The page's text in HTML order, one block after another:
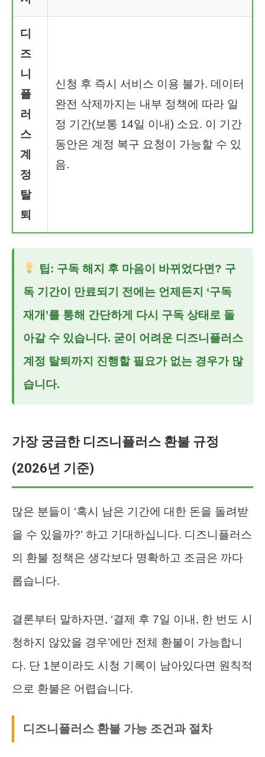
디
즈
니
플
러
스
계
정
탈
퇴
신청 후 즉시 서비스 이용 불가. 데이터
완전 삭제까지는 내부 정책에 따라 일
정 기간(보통 14일 이내) 소요. 이 기간
동안은 계정 복구 요청이 가능할 수 있
음.
팁: 구독 해지 후 마음이 바뀌었다면? 구
독 기간이 만료되기 전에는 언제든지 ‘구독
재개’를 통해 간단하게 다시 구독 상태로 돌
아갈 수 있습니다. 굳이 어려운 디즈니플러스
계정 탈퇴 까지 진행할 필요가 없는 경우가 많
습니다.
가장 궁금한 디즈니플러스 환불 규정
(2026년 기준)
많은 분들이 ‘혹시 남은 기간에 대한 돈을 돌려받
을 수 있을까?’ 하고 기대하십니다. 디즈니플러스
의 환불 정책은 생각보다 명확하고 조금은 까다
롭습니다.
결론부터 말하자면, ‘결제 후 7일 이내, 한 번도 시
청하지 않았을 경우’에만 전체 환불이 가능합니
다. 단 1분이라도 시청 기록이 남아있다면 원칙적
으로 환불은 어렵습니다.
디즈니플러스 환불 가능 조건과 절차